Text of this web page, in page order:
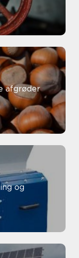
og